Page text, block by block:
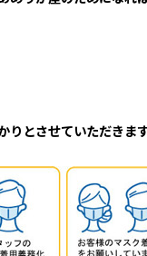
とさせていただきます